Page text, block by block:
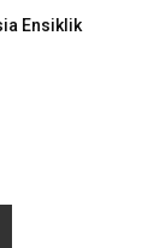
Ensiklik